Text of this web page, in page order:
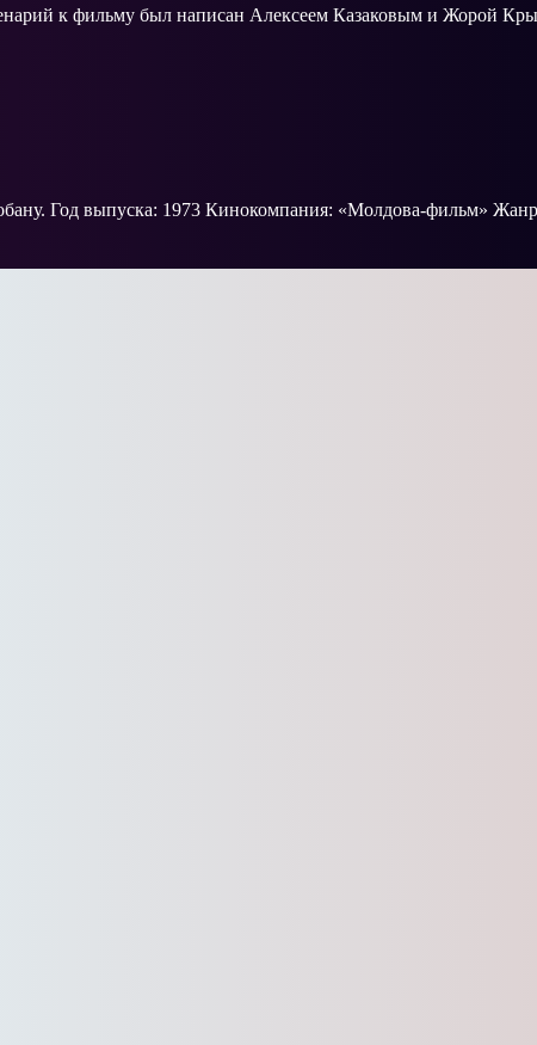
к фильму был написан Алексеем Казаковым и Жорой
Год выпуска: 1973 Кинокомпания: «Молдова-фильм»